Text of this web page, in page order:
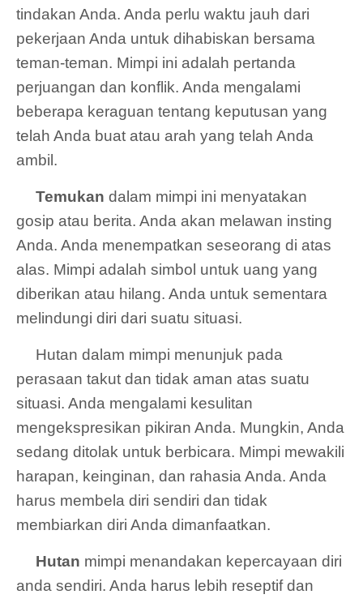
tindakan Anda. Anda perlu waktu jauh dari
pekerjaan Anda untuk dihabiskan bersama
teman-teman. Mimpi ini adalah pertanda
perjuangan dan konflik. Anda mengalami
beberapa keraguan tentang keputusan yang
telah Anda buat atau arah yang telah Anda
ambil.
Temukan dalam mimpi ini menyatakan
gosip atau berita. Anda akan melawan insting
Anda. Anda menempatkan seseorang di atas
alas. Mimpi adalah simbol untuk uang yang
diberikan atau hilang. Anda untuk sementara
melindungi diri dari suatu situasi.
Hutan dalam mimpi menunjuk pada
perasaan takut dan tidak aman atas suatu
situasi. Anda mengalami kesulitan
mengekspresikan pikiran Anda. Mungkin, Anda
sedang ditolak untuk berbicara. Mimpi mewakili
harapan, keinginan, dan rahasia Anda. Anda
harus membela diri sendiri dan tidak
membiarkan diri Anda dimanfaatkan.
Hutan mimpi menandakan kepercayaan diri
anda sendiri. Anda harus lebih reseptif dan